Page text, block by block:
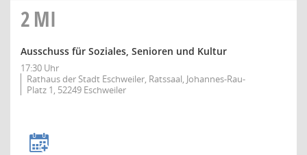
2MI
Ausschuss für Soziales, Senioren und Kultur
17:30 Uhr
Rathaus der Stadt Eschweiler, Ratssaal, Johannes-Rau-
Platz 1, 52249 Eschweiler